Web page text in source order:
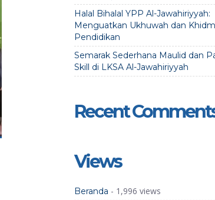
Halal Bihalal YPP Al-Jawahiriyyah:
Menguatkan Ukhuwah dan
Pendidikan
Semarak Sederhana Maulid dan
Skill di LKSA Al-Jawahiriyyah
Recent
Views
Beranda - 1,996 views